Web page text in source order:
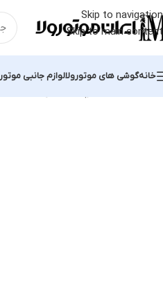
Skip to navigation
Skip to main content
خانهگوشی های موتورولالوازم جانبی